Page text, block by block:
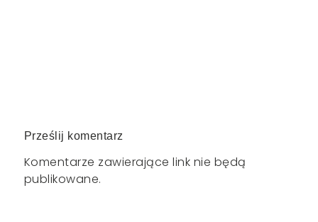
Prześlij komentarz
Komentarze zawierające link nie będą
publikowane.